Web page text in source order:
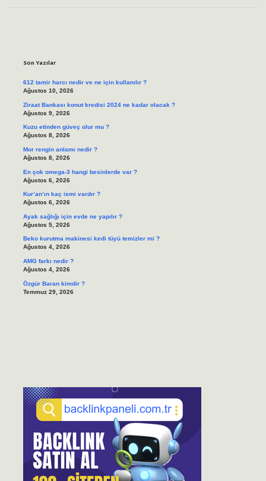
Son Yazılar
612 tamir harcı nedir ve ne için kullanılır ?
Ağustos 10, 2026
Ziraat Bankası konut kredisi 2024 ne kadar olacak ?
Ağustos 9, 2026
Kuzu etinden güveç olur mu ?
Ağustos 8, 2026
Mor rengin anlamı nedir ?
Ağustos 8, 2026
En çok omega-3 hangi besinlerde var ?
Ağustos 6, 2026
Kur’an’ın kaç ismi vardır ?
Ağustos 6, 2026
Ayak sağlığı için evde ne yapılır ?
Ağustos 5, 2026
Beko kurutma makinesi kedi tüyü temizler mi ?
Ağustos 4, 2026
AMG farkı nedir ?
Ağustos 4, 2026
Özgür Baran kimdir ?
Temmuz 29, 2026